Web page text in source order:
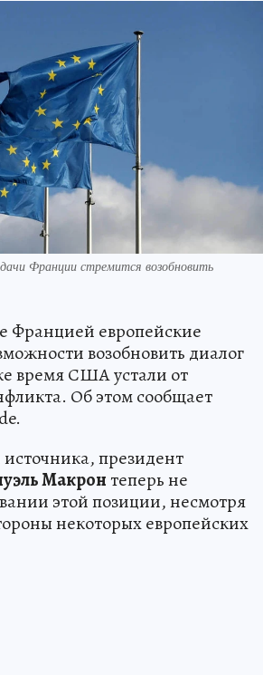
Франции стремится возобновить
Францией европейские
возобновить диалог
время США устали от
Об этом сообщает
президент
Макронтеперь не
этой позиции, несмотря
некоторых европейских